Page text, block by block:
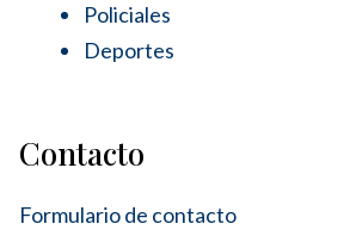
Policiales
Deportes
Contacto
Formulario de contacto